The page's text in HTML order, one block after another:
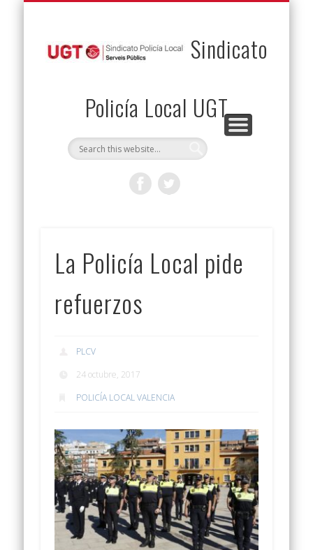
Sindicato
Policía Local UGT
La Policía Local pide
refuerzos
PLCV
24 octubre, 2017
POLICÍA LOCAL VALENCIA